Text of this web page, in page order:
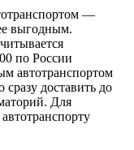
—
выгодным.
по России
автотранспортом
доставить до
Для